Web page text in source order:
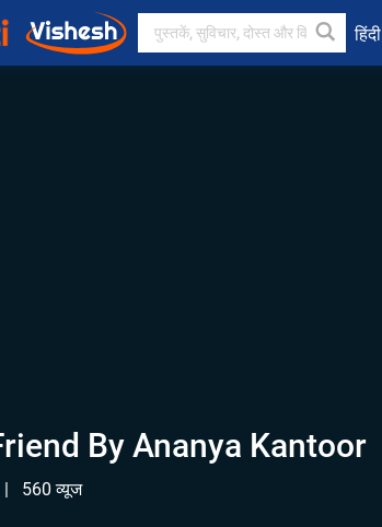
हिंदी
By Ananya Kantoor
| 560 व्यूज